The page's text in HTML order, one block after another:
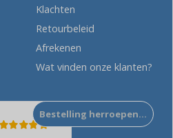
Klachten
Retourbeleid
Afrekenen
Wat vinden onze klanten?
Bestelling herroepen…